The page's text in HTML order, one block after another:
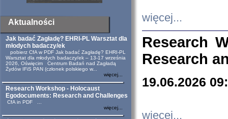
Aktualności
Jak badać Zagładę? EHRI-PL Warsztat dla
młodych badaczy/ek
pobierz CfA w PDF Jak badać Zagładę? EHRI-PL
Warsztat dla młodych badaczy/ek – 13-17 września
2026, Oświęcim Centrum Badań nad Zagładą
Żydów IFiS PAN (członek polskiego w...
więcej...
Research Workshop - Holocaust
Egodocuments: Research and Challenges
CfA in PDF ...
więcej...
więcej...
Research
Research
19.06.2026
więcej...